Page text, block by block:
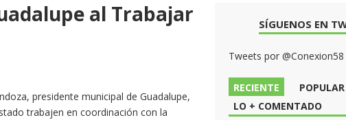
al Trabajar
presidente municipal de Guadalupe,
trabajen en coordinación con la
SÍGUENOS EN
Tweets por @Conexion58
RECIENTE
POPULAR
LO + COMENTADO